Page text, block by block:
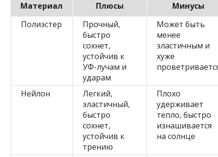
Материал Плюсы
Минусы
Полиэстер
Прочный,
быстро
сохнет,
устойчив к
УФ-лучам и
ударам
Может быть
менее
эластичным и
хуже
Нейлон
Легкий,
эластичный,
быстро
сохнет,
устойчив к
трению
Плохо
удерживает
тепло, быстро
изнашивается
на солнце